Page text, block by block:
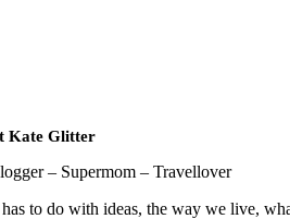
Kate Glitter
to do with ideas, the way we live,